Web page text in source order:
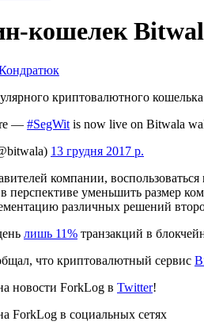
кошелек
криптовалютного
— #SegWit is now live on Bitwala
13 грудня 2017 р.
компании,
в перспективе уменьшить размер
различных решений
лишь 11% транзакций в
что криптовалютный сервис
новости ForkLog в Twitter!
ForkLog в социальных сетях